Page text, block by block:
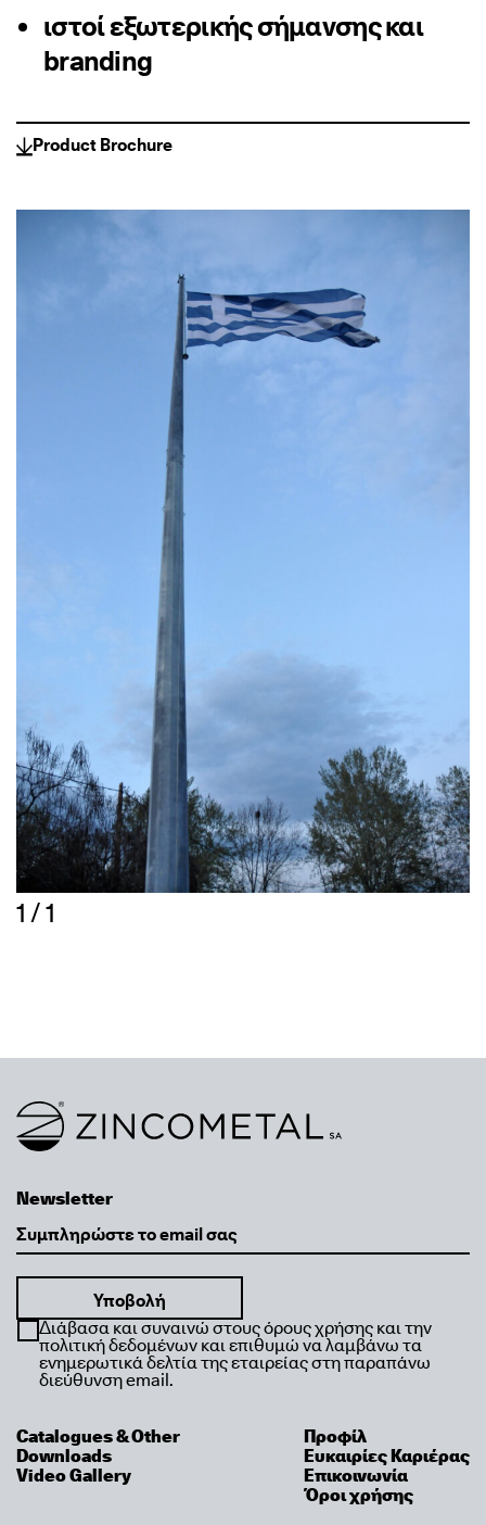
ιστοί εξωτερικής σήμανσης και
branding
Product Brochure
1 / 1
Link to homepage
Newsletter
Διάβασα και συναινώ στους όρους χρήσης και την
πολιτική δεδομένων και επιθυμώ να λαμβάνω τα
ενημερωτικά δελτία της εταιρείας στη παραπάνω
διεύθυνση email.
Catalogues & Other
Downloads
Video Gallery
Προφίλ
Ευκαιρίες Καριέρας
Επικοινωνία
Όροι χρήσης